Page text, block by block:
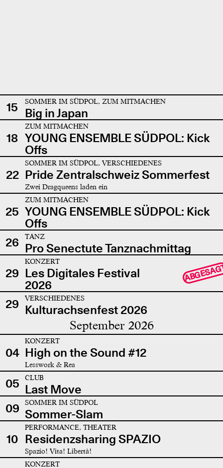
15 SOMMER IM SÜDPOL, ZUM MITMACHEN
Big in Japan
18
ZUM MITMACHEN
YOUNG ENSEMBLE SÜDPOL: Kick
Offs
22
SOMMER IM SÜDPOL, VERSCHIEDENES
Pride Zentralschweiz Sommerfest
Zwei Dragqueens laden ein
25
ZUM MITMACHEN
YOUNG ENSEMBLE SÜDPOL: Kick
Offs
26
TANZ
Pro Senectute Tanznachmittag
29
KONZERT
Les Digitales Festival
2026
29 VERSCHIEDENES
Kulturachsenfest 2026
September 2026
04
KONZERT
High on the Sound #12
Lesswork & Rea
05 CLUB
Last Move
09
SOMMER IM SÜDPOL
Sommer-Slam
10
PERFORMANCE, THEATER
Residenzsharing SPAZIO
Spazio! Vita! Libertà!
KONZERT